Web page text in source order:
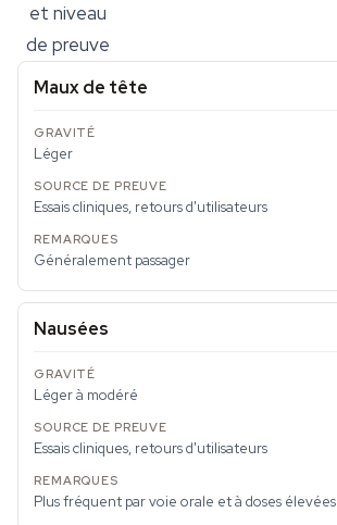
et niveau
de preuve
Maux de tête
Léger
Essais cliniques, retours d'utilisateurs
Généralement passager
Nausées
Léger à modéré
Essais cliniques, retours d'utilisateurs
Plus fréquent par voie orale et à doses élevées